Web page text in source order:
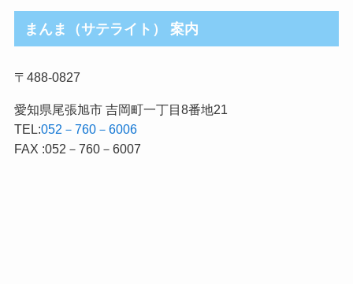
まんま（サテライト） 案内
〒488-0827
愛知県尾張旭市 吉岡町一丁目8番地21
TEL:052－760－6006
FAX :052－760－6007